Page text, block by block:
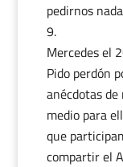
pedirnos
Mercedesel
Pido perdón
anécdotas
medio para
que
compartir el